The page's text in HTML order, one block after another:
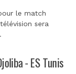
le match
sera
- ES Tunis